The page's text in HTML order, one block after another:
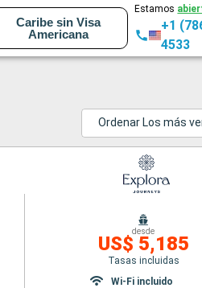
Caribe sin Visa
Americana
Estamos
+1
4533
Ordenar Los más
desde
US$ 5,185
Tasas incluidas
Wi-Fi incluido